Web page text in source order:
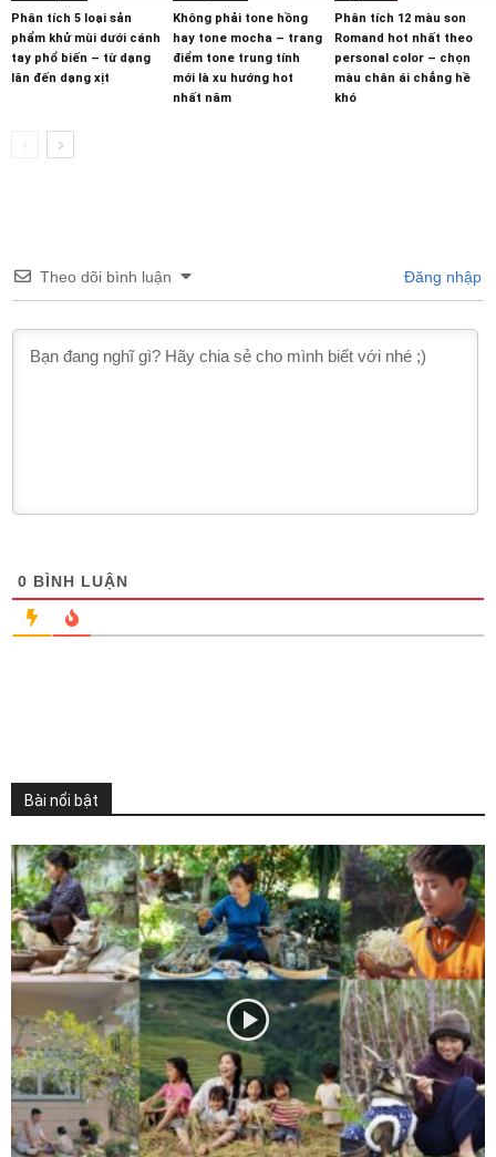
Phân tích 5 loại sản
phẩm khử mùi dưới cánh
tay phổ biến – từ dạng
lăn đến dạng xịt
Không phải tone hồng
hay tone mocha – trang
điểm tone trung tính
mới là xu hướng hot
nhất năm
Phân tích 12 màu son
Romand hot nhất theo
personal color – chọn
màu chân ái chẳng hề
khó
Theo dõi bình luận Đăng nhập
0 BÌNH LUẬN
Bài nổi bật